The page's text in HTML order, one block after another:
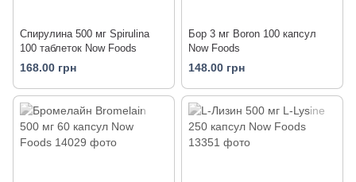
Спирулина 500 мг Spirulina
100 таблеток Now Foods
168.00 грн
Бор 3 мг Boron 100 капсул
Now Foods
148.00 грн